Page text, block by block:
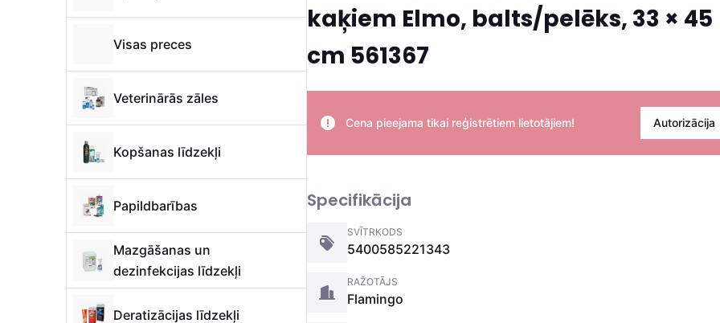
Visas preces
Veterinārās zāles
Kopšanas līdzekļi
Papildbarības
Mazgāšanas un
dezinfekcijas līdzekļi
Deratizācijas līdzekļi
kaķiem Elmo, balts/pelēks, 33 × 45
cm 561367
Cena pieejama tikai reģistrētiem lietotājiem! Autorizācija
Specifikācija
SVĪTRKODS
5400585221343
RAŽOTĀJS
Flamingo